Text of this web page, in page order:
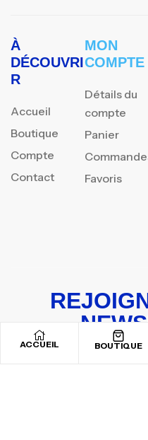
ACCUEIL BOUTIQUE
À
DÉCOUVRI
R
Accueil
Boutique
Compte
Contact
MON
COMPTE
Détails du
compte
Panier
Favoris
Inscrivez-vous pour